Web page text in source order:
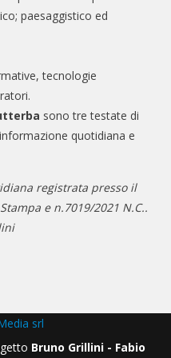
paesaggistico ed
tecnologie
sono tre testate di
quotidiana e
registrata presso il
e n.7019/2021 N.C..
srl
Bruno Grillini - Fabio